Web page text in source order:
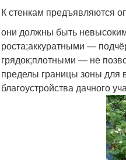
К стенкам предъявляются
они должны быть
роста;аккуратными —
грядок;плотными — не
пределы границы зоны для
благоустройства дачного